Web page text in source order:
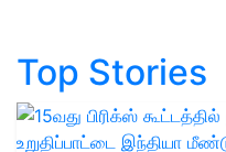
Top Stories